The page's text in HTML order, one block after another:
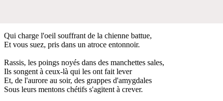
Qui charge l'oeil souffrant de la chienne battue,
Et vous suez, pris dans un atroce entonnoir.
Rassis, les poings noyés dans des manchettes sales,
Ils songent à ceux-là qui les ont fait lever
Et, de l'aurore au soir, des grappes d'amygdales
Sous leurs mentons chétifs s'agitent à crever.